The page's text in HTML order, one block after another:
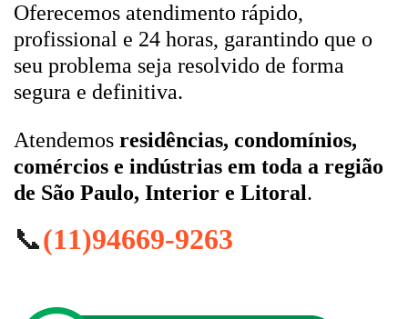
Oferecemos atendimento rápido,
profissional e 24 horas, garantindo que o
seu problema seja resolvido de forma
segura e definitiva.
Atendemos residências, condomínios,
comércios e indústrias em toda a região
de São Paulo, Interior e Litoral.
📞(11)94669-9263